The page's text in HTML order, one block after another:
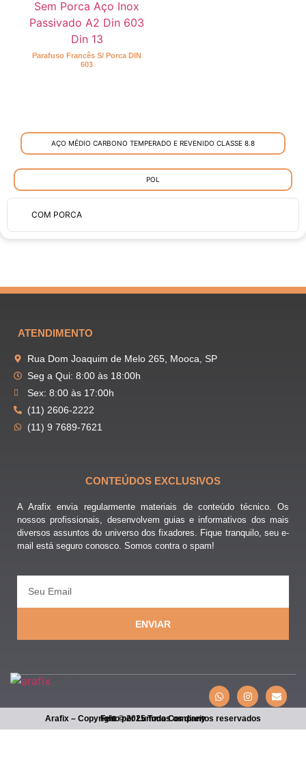
COM PORCA
POL
AÇO MÉDIO CARBONO TEMPERADO E REVENIDO CLASSE 8.8
Parafuso Francês S/ Porca DIN
603
ATENDIMENTO
Rua Dom Joaquim de Melo 265, Mooca, SP
Seg a Qui: 8:00 às 18:00h
Sex: 8:00 às 17:00h
(11) 2606-2222
(11) 9 7689-7621
CONTEÚDOS EXCLUSIVOS
A Arafix envia regularmente materiais de conteúdo técnico. Os
nossos profissionais, desenvolvem guias e informativos dos mais
diversos assuntos do universo dos fixadores. Fique tranquilo, seu e-
mail está seguro conosco. Somos contra o spam!
ENVIAR
Arafix – Copyright © 2025 Todos os direitos reservados
Feito por Lumma Company